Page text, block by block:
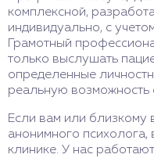
комплексной,
индивидуально, с
Грамотный
только выслушать
определенные
реальную возможность
Если вам или
анонимного психолога,
клинике. У нас